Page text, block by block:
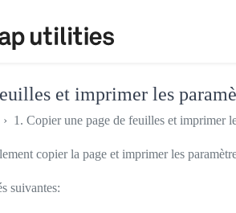
et imprimer les
› 1. Copier une page de feuilles et imprimer
copier la page et imprimer les
suivantes: